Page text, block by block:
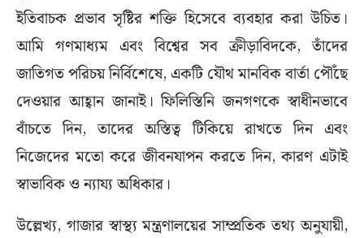
ইতিবাচক প্রভাব সৃষ্টির শক্তি হিসেবে ব্যবহার করা উচিত।
আমি গণমাধ্যম এবং বিশ্বের সব ক্রীড়াবিদকে, তাঁদের
জাতিগত পরিচয় নির্বিশেষে, একটি যৌথ মানবিক বার্তা পৌঁছে
দেওয়ার আহ্বান জানাই। ফিলিস্তিনি জনগণকে স্বাধীনভাবে
বাঁচতে দিন, তাদের অস্তিত্ব টিকিয়ে রাখতে দিন এবং
নিজেদের মতো করে জীবনযাপন করতে দিন, কারণ এটাই
স্বাভাবিক ও ন্যায্য অধিকার।
উল্লেখ্য, গাজার স্বাস্থ্য মন্ত্রণালয়ের সাম্প্রতিক তথ্য অনুযায়ী,